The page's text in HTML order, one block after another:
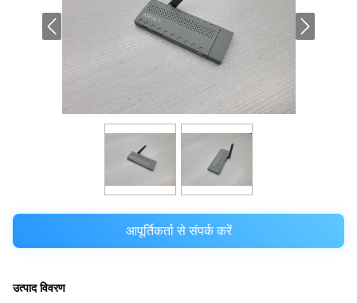
आपूर्तिकर्ता से संपर्क करें
उत्पाद विवरण